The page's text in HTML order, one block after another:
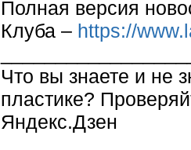
Полная версия
Клуба – https://
Что вы знаете и не
пластике?
Яндекс.Дзен